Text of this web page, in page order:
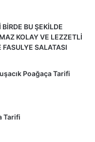
BU ŞEKİLDE
KOLAY VE LEZZETLİ
FASULYE SALATASI
Poağaça Tarifi
Tarifi